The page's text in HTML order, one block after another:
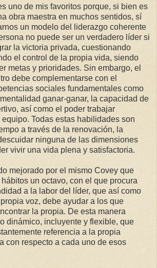
uno de mis favoritos porque, si bien es
obra maestra en muchos sentidos, sí
un modelo del liderazgo coherente
no puede ser un verdadero líder si
la victoria privada, cuestionando
el control de la propia vida, siendo
metas y prioridades. Sin embargo, el
debe complementarse con el
sociales fundamentales como
ganar-ganar, la capacidad de
así como el poder trabajar
Todas estas habilidades son
a través de la renovación, la
ninguna de las dimensiones
vivir una vida plena y satisfactoria.
mejorado por el mismo Covey que
un octavo, con el que procura
a la labor del líder, que así como
voz, debe ayudar a los que
la propia. De esta manera
dinámico, incluyente y flexible, que
referencia a la propia
con respecto a cada uno de esos